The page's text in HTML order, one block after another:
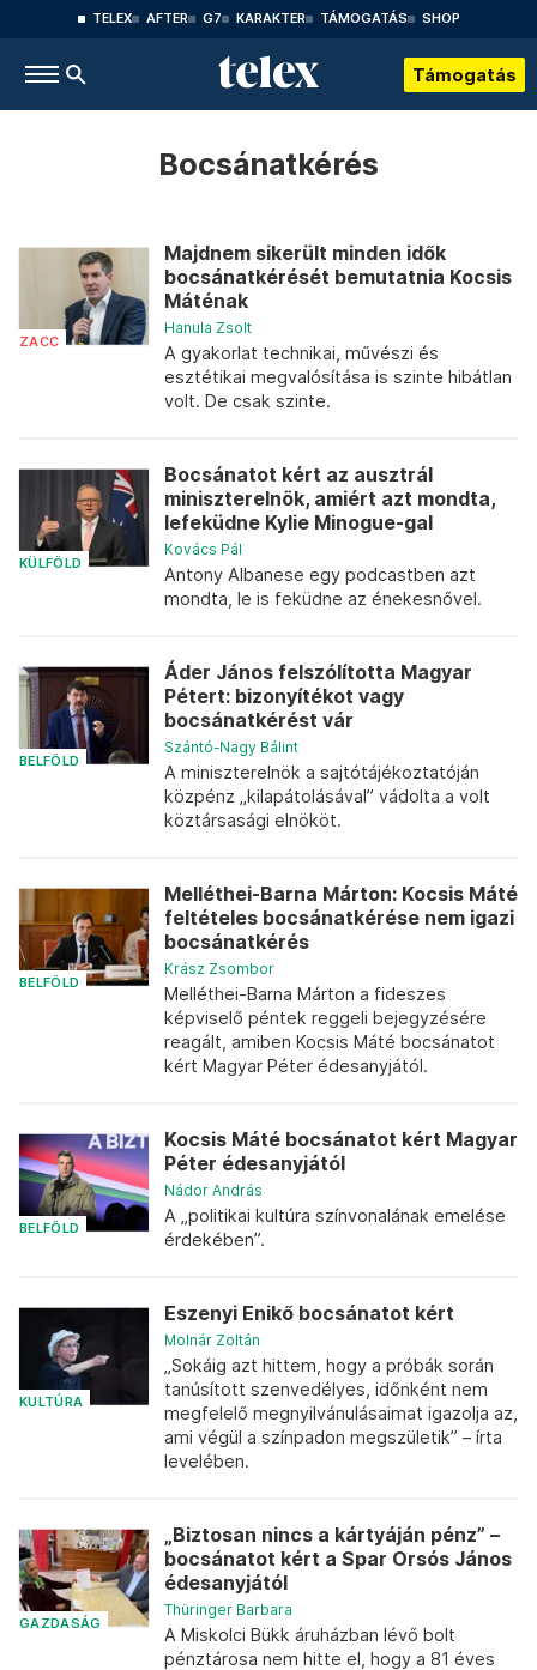
TELEX AFTER G7 KARAKTER TÁMOGATÁS SHOP
Támogatás
Bocsánatkérés
ZACC
Majdnem sikerült minden idők
bocsánatkérését bemutatnia Kocsis
Máténak
Hanula Zsolt
A gyakorlat technikai, művészi és
esztétikai megvalósítása is szinte hibátlan
volt. De csak szinte.
KÜLFÖLD
Bocsánatot kért az ausztrál
miniszterelnök, amiért azt mondta,
lefeküdne Kylie Minogue-gal
Kovács Pál
Antony Albanese egy podcastben azt
mondta, le is feküdne az énekesnővel.
BELFÖLD
Áder János felszólította Magyar
Pétert: bizonyítékot vagy
bocsánatkérést vár
Szántó-Nagy Bálint
A miniszterelnök a sajtótájékoztatóján
közpénz „kilapátolásával” vádolta a volt
köztársasági elnököt.
BELFÖLD
Melléthei-Barna Márton: Kocsis Máté
feltételes bocsánatkérése nem igazi
bocsánatkérés
Krász Zsombor
Melléthei-Barna Márton a fideszes
képviselő péntek reggeli bejegyzésére
reagált, amiben Kocsis Máté bocsánatot
kért Magyar Péter édesanyjától.
BELFÖLD
Kocsis Máté bocsánatot kért Magyar
Péter édesanyjától
Nádor András
A „politikai kultúra színvonalának emelése
érdekében”.
KULTÚRA
Eszenyi Enikő bocsánatot kért
Molnár Zoltán
„Sokáig azt hittem, hogy a próbák során
tanúsított szenvedélyes, időnként nem
megfelelő megnyilvánulásaimat igazolja az,
ami végül a színpadon megszületik” – írta
levelében.
GAZDASÁG
„Biztosan nincs a kártyáján pénz” –
bocsánatot kért a Spar Orsós János
édesanyjától
Thüringer Barbara
A Miskolci Bükk áruházban lévő bolt
pénztárosa nem hitte el, hogy a 81 éves